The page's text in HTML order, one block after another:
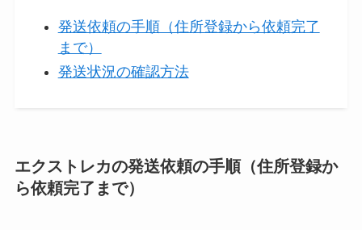
発送依頼の手順（住所登録から依頼完了
まで）
発送状況の確認方法
エクストレカの発送依頼の手順（住所登録か
ら依頼完了まで）